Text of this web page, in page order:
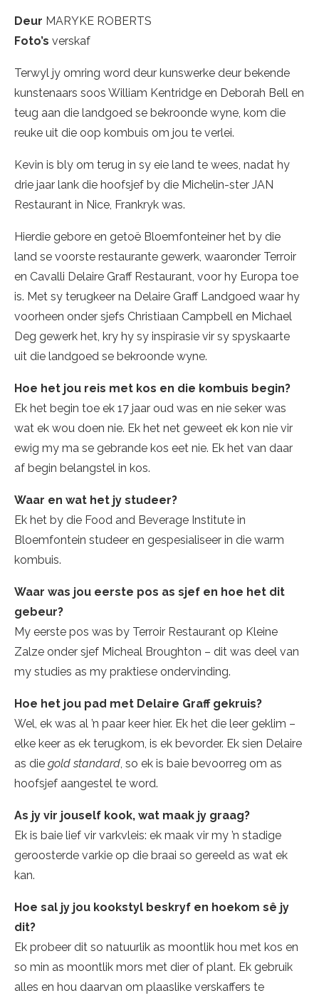
Deur MARYKE ROBERTS
Foto’s verskaf
Terwyl jy omring word deur kunswerke deur bekende
kunstenaars soos William Kentridge en Deborah Bell en
teug aan die landgoed se bekroonde wyne, kom die
reuke uit die oop kombuis om jou te verlei.
Kevin is bly om terug in sy eie land te wees, nadat hy
drie jaar lank die hoofsjef by die Michelin-ster JAN
Restaurant in Nice, Frankryk was.
Hierdie gebore en getoë Bloemfonteiner het by die
land se voorste restaurante gewerk, waaronder Terroir
en Cavalli Delaire Graff Restaurant, voor hy Europa toe
is. Met sy terugkeer na Delaire Graff Landgoed waar hy
voorheen onder sjefs Christiaan Campbell en Michael
Deg gewerk het, kry hy sy inspirasie vir sy spyskaarte
uit die landgoed se bekroonde wyne.
Hoe het jou reis met kos en die kombuis begin?
Ek het begin toe ek 17 jaar oud was en nie seker was
wat ek wou doen nie. Ek het net geweet ek kon nie vir
ewig my ma se gebrande kos eet nie. Ek het van daar
af begin belangstel in kos.
Waar en wat het jy studeer?
Ek het by die Food and Beverage Institute in
Bloemfontein studeer en gespesialiseer in die warm
kombuis.
Waar was jou eerste pos as sjef en hoe het dit
gebeur?
My eerste pos was by Terroir Restaurant op Kleine
Zalze onder sjef Micheal Broughton – dit was deel van
my studies as my praktiese ondervinding.
Hoe het jou pad met Delaire Graff gekruis?
Wel, ek was al ’n paar keer hier. Ek het die leer geklim –
elke keer as ek terugkom, is ek bevorder. Ek sien Delaire
as die gold standard, so ek is baie bevoorreg om as
hoofsjef aangestel te word.
As jy vir jouself kook, wat maak jy graag?
Ek is baie lief vir varkvleis: ek maak vir my ’n stadige
geroosterde varkie op die braai so gereeld as wat ek
kan.
Hoe sal jy jou kookstyl beskryf en hoekom sê jy
dit?
Ek probeer dit so natuurlik as moontlik hou met kos en
so min as moontlik mors met dier of plant. Ek gebruik
alles en hou daarvan om plaaslike verskaffers te